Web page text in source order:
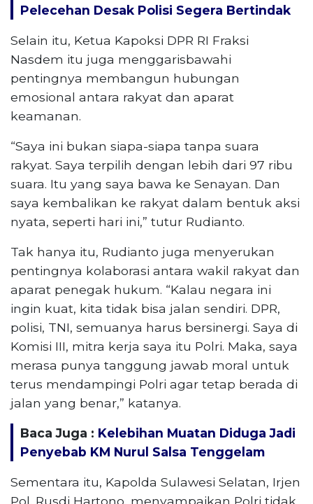
Pelecehan Desak Polisi Segera Bertindak
Selain itu, Ketua Kapoksi DPR RI Fraksi
Nasdem itu juga menggarisbawahi
pentingnya membangun hubungan
emosional antara rakyat dan aparat
keamanan.
“Saya ini bukan siapa-siapa tanpa suara
rakyat. Saya terpilih dengan lebih dari 97 ribu
suara. Itu yang saya bawa ke Senayan. Dan
saya kembalikan ke rakyat dalam bentuk aksi
nyata, seperti hari ini,” tutur Rudianto.
Tak hanya itu, Rudianto juga menyerukan
pentingnya kolaborasi antara wakil rakyat dan
aparat penegak hukum. “Kalau negara ini
ingin kuat, kita tidak bisa jalan sendiri. DPR,
polisi, TNI, semuanya harus bersinergi. Saya di
Komisi III, mitra kerja saya itu Polri. Maka, saya
merasa punya tanggung jawab moral untuk
terus mendampingi Polri agar tetap berada di
jalan yang benar,” katanya.
Baca Juga : Kelebihan Muatan Diduga Jadi
Penyebab KM Nurul Salsa Tenggelam
Sementara itu, Kapolda Sulawesi Selatan, Irjen
Pol. Rusdi Hartono, menyampaikan Polri tidak